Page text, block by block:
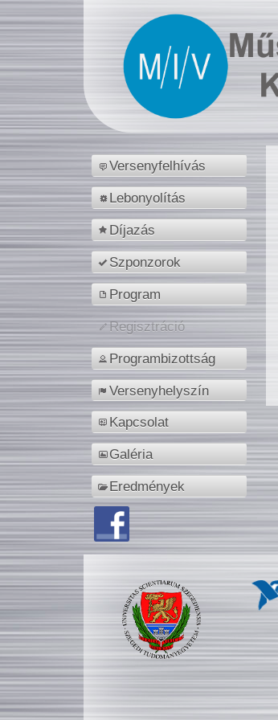
Versenyfelhívás
Lebonyolítás
Díjazás
Szponzorok
Program
Regisztráció
Programbizottság
Versenyhelyszín
Kapcsolat
Galéria
Eredmények